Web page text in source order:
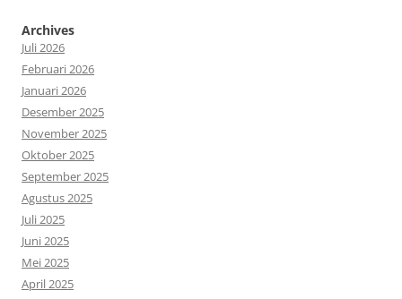
Archives
Juli 2026
Februari 2026
Januari 2026
Desember 2025
November 2025
Oktober 2025
September 2025
Agustus 2025
Juli 2025
Juni 2025
Mei 2025
April 2025